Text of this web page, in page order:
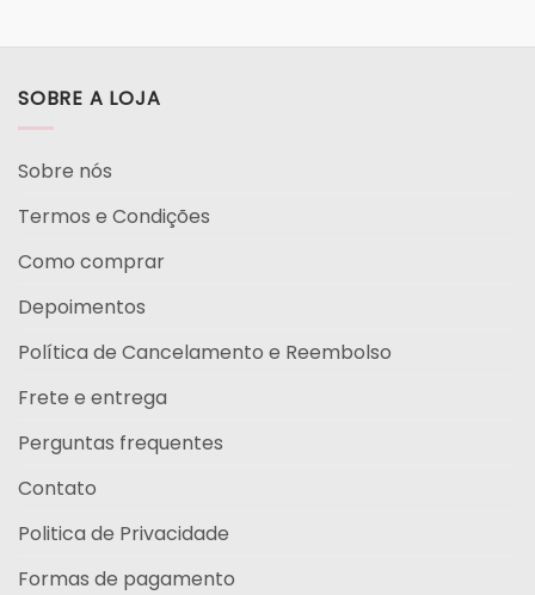
SOBRE A LOJA
Sobre nós
Termos e Condições
Como comprar
Depoimentos
Política de Cancelamento e Reembolso
Frete e entrega
Perguntas frequentes
Contato
Politica de Privacidade
Formas de pagamento